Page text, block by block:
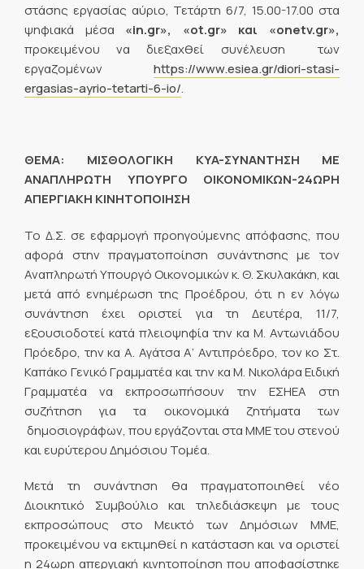
στάσης εργασίας αύριο, Τετάρτη 6/7, 15.00-17.00 στα
ψηφιακά μέσα «in.gr», «ot.gr» και «onetv.gr»,
προκειμένου να διεξαχθεί συνέλευση των
εργαζομένων https://www.esiea.gr/diori-stasi-
ergasias-ayrio-tetarti-6-io/.
ΘΕΜΑ: ΜΙΣΘΟΛΟΓΙΚΗ KYA-ΣΥΝΑΝΤΗΣΗ ΜΕ
ΑΝΑΠΛΗΡΩΤΗ ΥΠΟΥΡΓΟ ΟΙΚΟΝΟΜΙΚΩΝ-24ΩΡΗ
ΑΠΕΡΓΙΑΚΗ ΚΙΝΗΤΟΠΟΙΗΣΗ
Το Δ.Σ. σε εφαρμογή προηγούμενης απόφασης, που
αφορά στην πραγματοποίηση συνάντησης με τον
Αναπληρωτή Υπουργό Οικονομικών κ. Θ. Σκυλακάκη, και
μετά από ενημέρωση της Προέδρου, ότι η εν λόγω
συνάντηση έχει οριστεί για τη Δευτέρα, 11/7,
εξουσιοδοτεί κατά πλειοψηφία την κα Μ. Αντωνιάδου
Πρόεδρο, την κα Α. Αγάτσα Α’ Αντιπρόεδρο, τον κο Στ.
Καπάκο Γενικό Γραμματέα και την κα Μ. Νικολάρα Ειδική
Γραμματέα να εκπροσωπήσουν την ΕΣΗΕΑ στη
συζήτηση για τα οικονομικά ζητήματα των
δημοσιογράφων, που εργάζονται στα ΜΜΕ του στενού
και ευρύτερου Δημόσιου Τομέα.
Μετά τη συνάντηση θα πραγματοποιηθεί νέο
Διοικητικό Συμβούλιο και τηλεδιάσκεψη με τους
εκπροσώπους στο Μεικτό των Δημόσιων ΜΜΕ,
προκειμένου να εκτιμηθεί η κατάσταση και να οριστεί
η 24ωρη απεργιακή κινητοποίηση που αποφασίστηκε